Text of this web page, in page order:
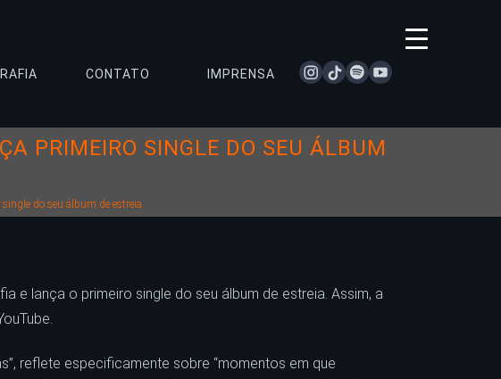
instagram
tiktokspotifyyoutube
CONTATO IMPRENSA
PRIMEIRO SINGLE DO SEU ÁLBUM
do seu álbum de estreia
e lança o primeiro single do seu álbum de estreia. Assim, a
reflete especificamente sobre “momentos em que